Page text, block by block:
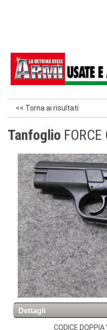
<< Torna ai risultati
Tanfoglio FORCE
Dettagli
CODICE DOPPIA